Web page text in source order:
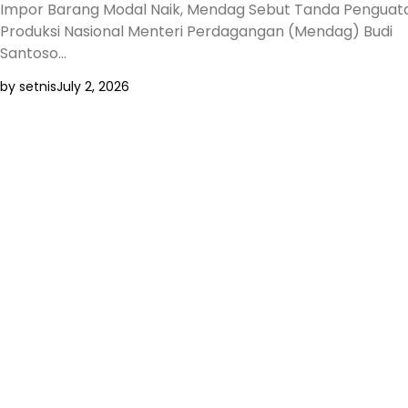
Impor Barang Modal Naik, Mendag Sebut Tanda
Produksi Nasional Menteri Perdagangan (Mendag) Budi
Santoso…
by setnisJuly 2, 2026